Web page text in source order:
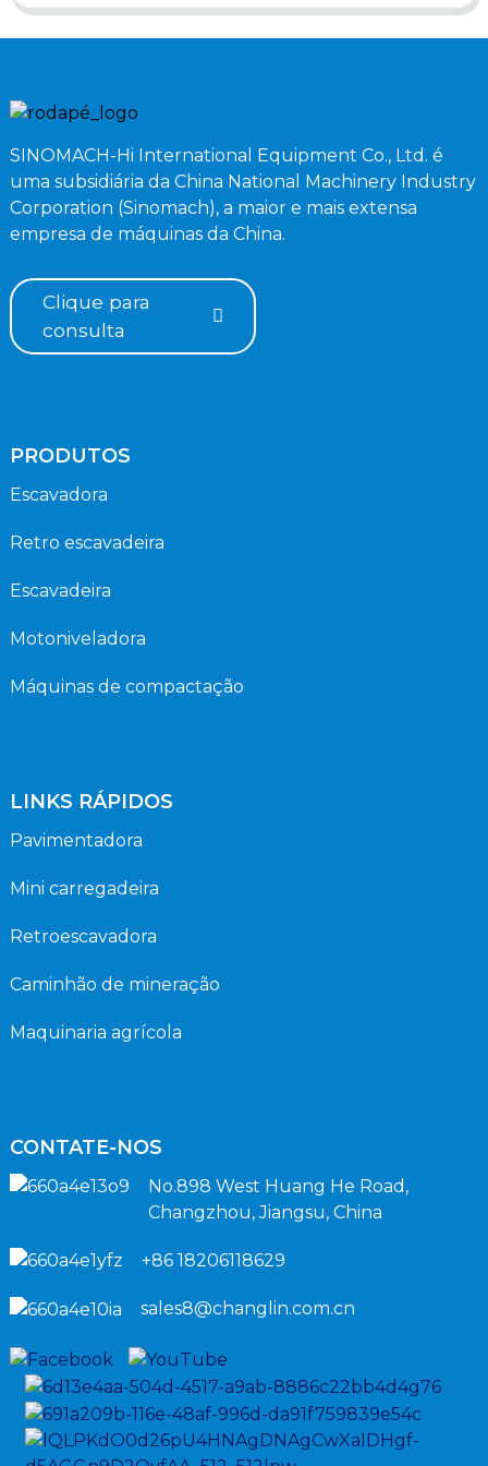
SINOMACH-Hi International Equipment Co., Ltd. é
uma subsidiária da China National Machinery Industry
Corporation (Sinomach), a maior e mais extensa
empresa de máquinas da China.
Clique para
consulta
PRODUTOS
Escavadora
Retro escavadeira
Escavadeira
Motoniveladora
Máquinas de compactação
LINKS RÁPIDOS
Pavimentadora
Mini carregadeira
Retroescavadora
Caminhão de mineração
Maquinaria agrícola
CONTATE-NOS
No.898 West Huang He Road,
Changzhou, Jiangsu, China
+86 18206118629
sales8@changlin.com.cn